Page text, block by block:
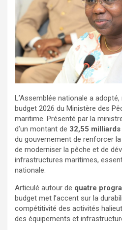
L’Assemblée nationale a
budget 2026 du Ministère des
maritime. Présenté par la
d’un montant de 32,55 milliards
du gouvernement de renforcer
de moderniser la pêche et de
infrastructures maritimes,
nationale.
Articulé autour de quatre
budget met l’accent sur la
compétitivité des activités
des équipements et